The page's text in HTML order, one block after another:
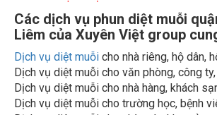
Liêm của Xuyên Việt group
Dịch vụ diệt muỗicho nhà riêng, hộ dân,
Dịch vụ diệt muỗi cho văn phòng, công
Dịch vụ diệt muỗi cho nhà hàng, khách
Dịch vụ diệt muỗi cho trường học, bệnh
Dịch vụ diệt muỗi cho nhà máy, kho sản
Cửa hàng bán thuốc phun diệt muỗi, diệt